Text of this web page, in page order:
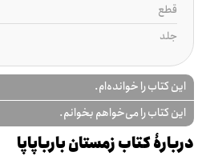
قطع
جلد
این کتاب را خوانده‌ام.
این کتاب را می‌خواهم بخوانم.
دربارۀ کتاب زمستان بارباپاپا